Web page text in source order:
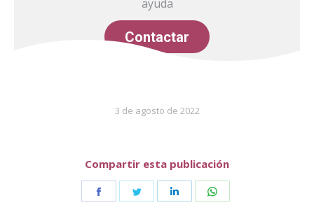
ayuda
Contactar
3 de agosto de 2022
Compartir esta publicación
Share
Share
Share